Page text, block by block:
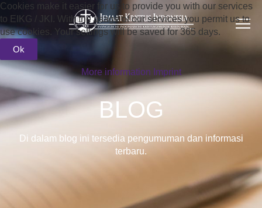
BLOG
Di dalam blog ini tersedia pengumuman dan informasi
terbaru.
Cookies make it easier for us to provide you with our services
to EIKG / JKI. With the usage of our services you permit us to
use cookies. Your settings will be saved for 365 days.
Ok
More information Imprint